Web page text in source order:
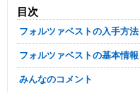
目次
フォルツァベストの入手方法
フォルツァベストの基本情
みんなのコメント